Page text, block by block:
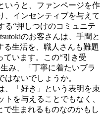
いうと、ファンページを作
、インセンティブを与えて
る“押しつけのコミュニテ
のお客さんは、手間と
る生活を、職人さんも難題
ています。この“引き受
み、「丁寧に着たいブラ
ないでしょうか。
、「好き」という表明を束
を与えることでもなく、
で生まれるものなのかもし